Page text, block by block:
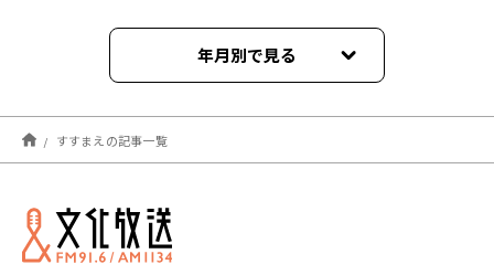
年月別で見る
2024年04月
2023年10月
2023年09月
すすまえの記事一覧